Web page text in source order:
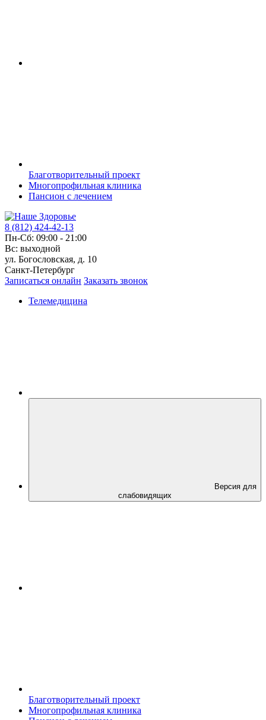
Благотворительный проект
Многопрофильная клиника
Пансион с лечением
8 (812) 424-42-13
Пн-Сб: 09:00 - 21:00
Вс: выходной
ул. Богословская, д. 10
Санкт-Петербург
Записаться онлайн Заказать звонок
Телемедицина
Версия для
слабовидящих
Благотворительный проект
Многопрофильная клиника